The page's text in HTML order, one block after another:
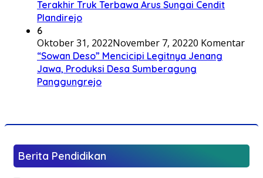
Terakhir Truk Terbawa Arus Sungai Cendit
Plandirejo
6
Oktober 31, 2022November 7, 20220 Komentar
“Sowan Deso” Mencicipi Legitnya Jenang
Jawa, Produksi Desa Sumberagung
Panggungrejo
Berita Pendidikan